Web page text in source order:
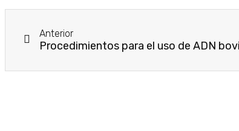
Anterior